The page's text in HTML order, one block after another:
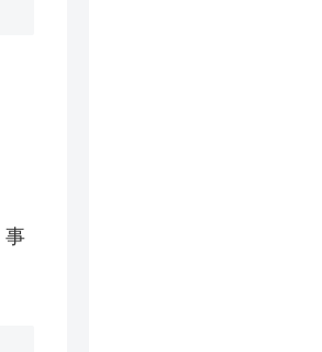
事